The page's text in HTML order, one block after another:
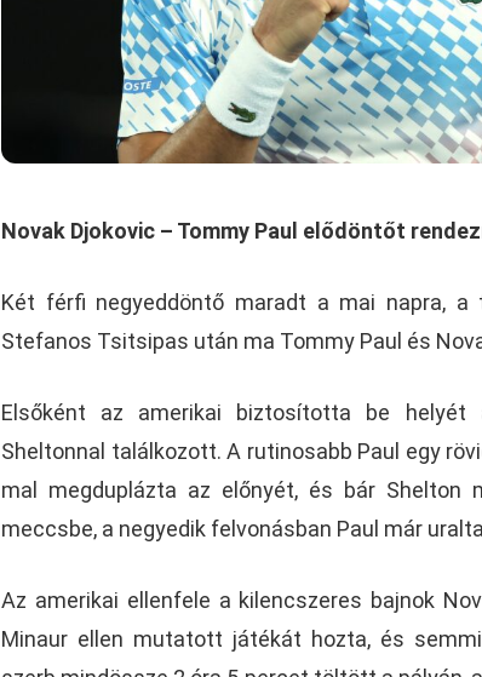
Novak Djokovic – Tommy Paul elődöntőt
Két férfi negyeddöntő maradt a mai napra, a
Stefanos Tsitsipas után ma Tommy Paul és
Elsőként az amerikai biztosította be helyét
Sheltonnal találkozott. A rutinosabb Paul egy
mal megduplázta az előnyét, és bár Shelton
meccsbe, a negyedik felvonásban Paul már
Az amerikai ellenfele a kilencszeres bajnok
Minaur ellen mutatott játékát hozta, és